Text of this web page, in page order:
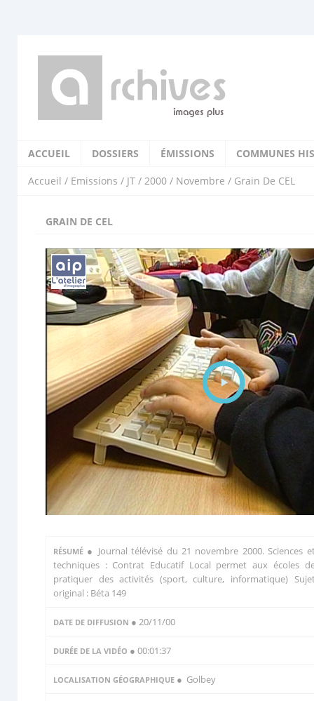
ACCUEIL DOSSIERS ÉMISSIONS COMMUNES
Accueil / Emissions / JT / 2000 / Novembre / Grain De CEL
GRAIN DE CEL
RÉSUMÉ ● Journal télévisé du 21 novembre 2000. Sciences
techniques : Contrat Educatif Local permet aux écoles
pratiquer des activités (sport, culture, informatique)
original : Béta 149
DATE DE DIFFUSION ● 20/11/00
DURÉE DE LA VIDÉO ● 00:01:37
LOCALISATION GÉOGRAPHIQUE ● Golbey